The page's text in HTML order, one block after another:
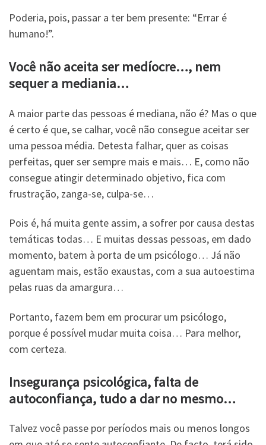
Poderia, pois, passar a ter bem presente: “Errar é
humano!”.
Você não aceita ser medíocre…, nem
sequer a mediania…
A maior parte das pessoas é mediana, não é? Mas o que
é certo é que, se calhar, você não consegue aceitar ser
uma pessoa média. Detesta falhar, quer as coisas
perfeitas, quer ser sempre mais e mais… E, como não
consegue atingir determinado objetivo, fica com
frustração, zanga-se, culpa-se…
Pois é, há muita gente assim, a sofrer por causa destas
temáticas todas… E muitas dessas pessoas, em dado
momento, batem à porta de um psicólogo… Já não
aguentam mais, estão exaustas, com a sua autoestima
pelas ruas da amargura…
Portanto, fazem bem em procurar um psicólogo,
porque é possível mudar muita coisa… Para melhor,
com certeza.
Insegurança psicológica, falta de
autoconfiança, tudo a dar no mesmo…
Talvez você passe por períodos mais ou menos longos